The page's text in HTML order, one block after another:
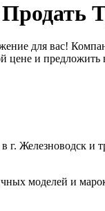
для вас!
цене и
Железноводск
моделей и